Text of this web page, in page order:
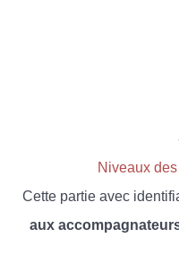
Niveaux
Cette partie avec
aux